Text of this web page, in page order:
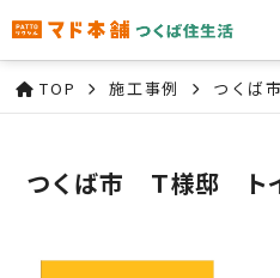
TOP 施工事例 つくば
つくば市 Ｔ様邸 ト